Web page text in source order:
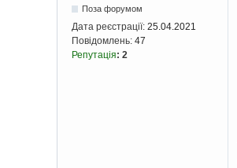
Поза форумом
Дата реєстрації: 25.04.2021
Повідомлень: 47
Репутація: 2